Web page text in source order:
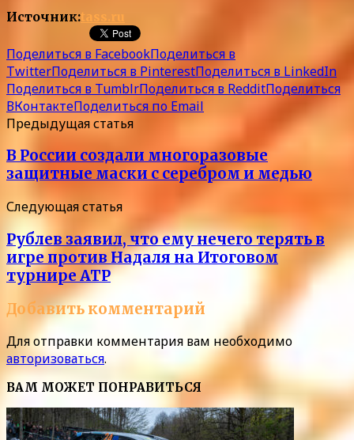
Источник:tass.ru
Поделиться в FacebookПоделиться в
TwitterПоделиться в PinterestПоделиться в LinkedIn
Поделиться в TumblrПоделиться в RedditПоделиться
ВКонтактеПоделиться по Email
Предыдущая статья
В России создали многоразовые
защитные маски с серебром и медью
Следующая статья
Рублев заявил, что ему нечего терять в
игре против Надаля на Итоговом
турнире ATP
Добавить комментарий
Для отправки комментария вам необходимо
авторизоваться.
ВАМ МОЖЕТ ПОНРАВИТЬСЯ